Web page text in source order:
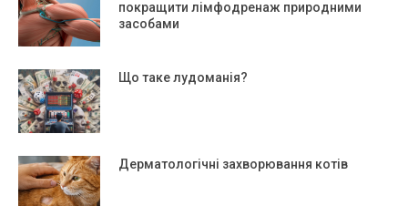
покращити лімфодренаж природними
засобами
Що таке лудоманія?
Дерматологічні захворювання котів